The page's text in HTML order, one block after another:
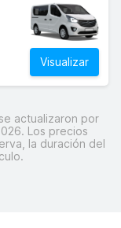
Visualizar
actualizaron por
Los precios
la duración del